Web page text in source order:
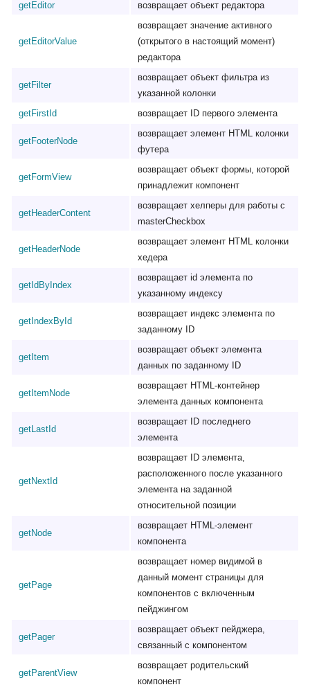
getEditor возвращает объект редактора
getEditorValue
возвращает значение активного
(открытого в настоящий момент)
редактора
getFilter
возвращает объект фильтра из
указанной колонки
getFirstId
возвращает ID первого элемента
getFooterNode
возвращает элемент HTML колонки
футера
getFormView
возвращает объект формы, которой
принадлежит компонент
getHeaderContent
возвращает хелперы для работы с
masterCheckbox
getHeaderNode
возвращает элемент HTML колонки
хедера
getIdByIndex
возвращает id элемента по
указанному индексу
getIndexById
возвращает индекс элемента по
заданному ID
getItem
возвращает объект элемента
данных по заданному ID
getItemNode
возвращает HTML-контейнер
элемента данных компонента
getLastId
возвращает ID последнего
элемента
getNextId
возвращает ID элемента,
расположенного после указанного
элемента на заданной
относительной позиции
getNode
возвращает HTML-элемент
компонента
getPage
возвращает номер видимой в
данный момент страницы для
компонентов с включенным
пейджингом
getPager
возвращает объект пейджера,
связанный с компонентом
getParentView
возвращает родительский
компонент